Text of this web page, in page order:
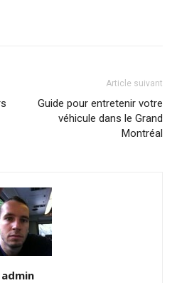
Article suivant
Guide pour entretenir votre
véhicule dans le Grand
Montréal
admin